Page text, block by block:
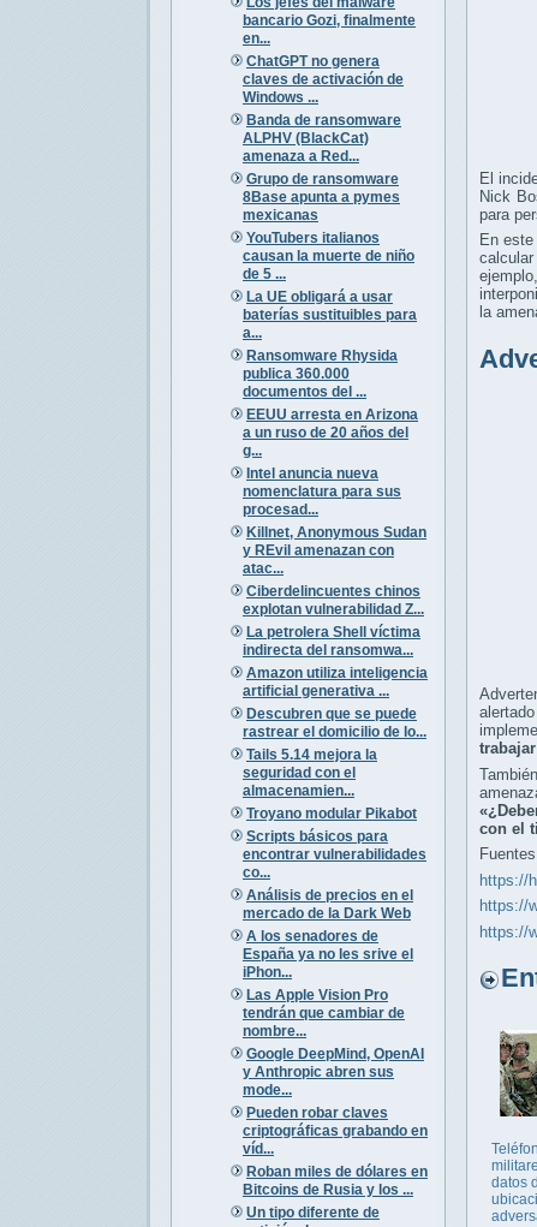
bancario Gozi, finalmente
en...
ChatGPT no genera
claves de activación de
Windows ...
Banda de ransomware
ALPHV (BlackCat)
amenaza a Red...
Grupo de ransomware
8Base apunta a pymes
mexicanas
YouTubers italianos
causan la muerte de niño
de 5 ...
La UE obligará a usar
baterías sustituibles para
a...
Ransomware Rhysida
publica 360.000
documentos del ...
EEUU arresta en Arizona
a un ruso de 20 años del
g...
Intel anuncia nueva
nomenclatura para sus
procesad...
Killnet, Anonymous Sudan
y REvil amenazan con
atac...
Ciberdelincuentes chinos
explotan vulnerabilidad Z...
La petrolera Shell víctima
indirecta del ransomwa...
Amazon utiliza inteligencia
artificial generativa ...
Descubren que se puede
rastrear el domicilio de lo...
Tails 5.14 mejora la
seguridad con el
almacenamien...
Troyano modular Pikabot
Scripts básicos para
encontrar vulnerabilidades
co...
Análisis de precios en el
mercado de la Dark Web
A los senadores de
España ya no les srive el
iPhon...
Las Apple Vision Pro
tendrán que cambiar de
nombre...
Google DeepMind, OpenAI
y Anthropic abren sus
mode...
Pueden robar claves
criptográficas grabando en
víd...
Roban miles de dólares en
Bitcoins de Rusia y los ...
Un tipo diferente de
El
Nick
para
En
la
con el
https://
https://
https://
datos